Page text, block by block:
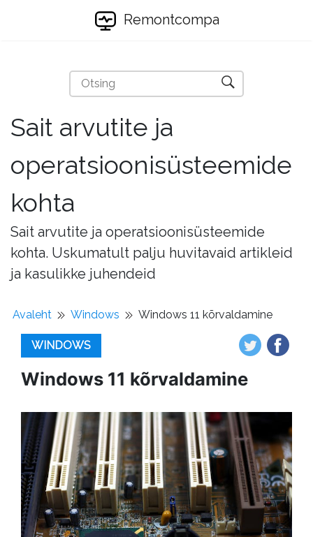
Remontcompa
Sait arvutite ja
operatsioonisüsteemide
kohta
Sait arvutite ja operatsioonisüsteemide
kohta. Uskumatult palju huvitavaid artikleid
ja kasulikke juhendeid
Avaleht Windows Windows 11 kõrvaldamine
WINDOWS
Windows 11 kõrvaldamine